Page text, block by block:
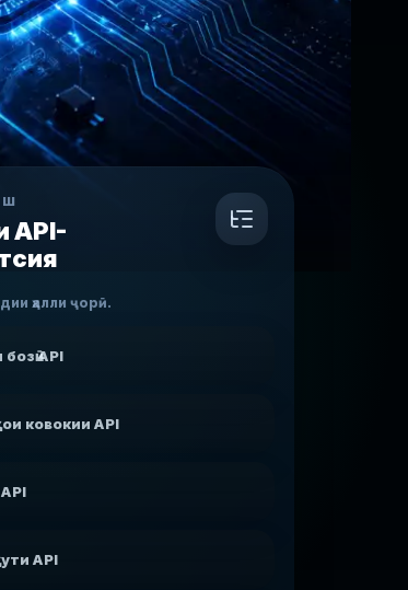
API-
ҳалли ҷорӣ.
API
ковокии API
API